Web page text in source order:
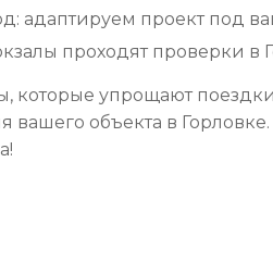
адаптируем проект под
проходят проверки в
которые упрощают
вашего объекта в